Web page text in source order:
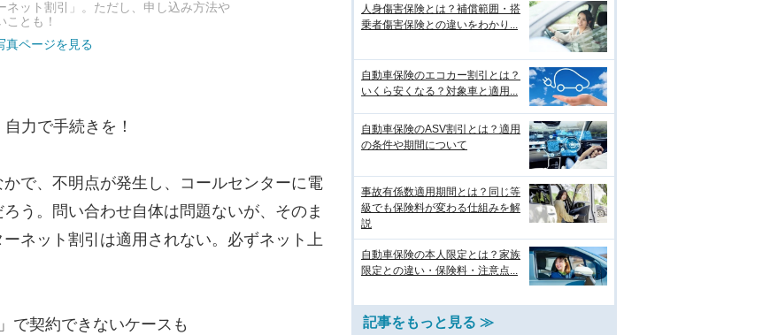
ネット割引」。ただし、申し込み方法や
とも！
真ページを見る
力で手続きを！
で、不明点が発生し、コールセンターに電
う。問い合わせ自体は問題ないが、そのま
ネット割引は適用されない。必ずネット上
で契約できないケースも
人身傷害保険とは？補償範囲・搭
乗者傷害保険との違いをわかり...
自動車保険のエコカー割引とは？
いくら安くなる？対象車と適用...
自動車保険のASV割引とは？適用
の条件や期間について
事故有係数適用期間とは？同じ等
級でも保険料が変わる仕組みを解
説
自動車保険の本人限定とは？家族
限定との違い・保険料・注意点...
記事をもっと見る ≫